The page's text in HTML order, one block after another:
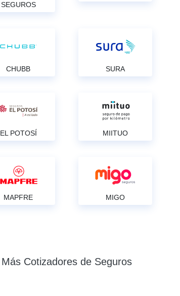
SEGUROS
CHUBB SURA
EL POTOSÍ MIITUO
MAPFRE MIGO
Más Cotizadores de Seguros